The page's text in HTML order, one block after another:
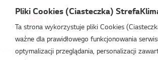
Strefa Klimatyzacji /ARUM700LTE5
Pliki Cookies (Ciasteczka)
Ta strona wykorzystuje pliki Cookies
ważne dla prawidłowego funkcjonowania
optymalizacji przeglądania, personalizacji